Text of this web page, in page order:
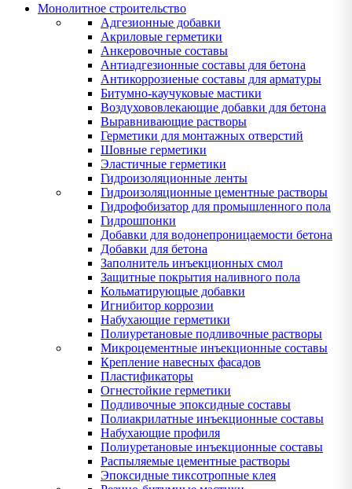
Монолитное строительство
Адгезионные добавки
Акриловые герметики
Анкеровочные составы
Антиадгезионные составы для бетона
Антикоррозиеные составы для арматуры
Битумно-каучуковые мастики
Воздухововлекающие добавки для бетона
Выравнивающие растворы
Герметики для монтажных отверстий
Шовные герметики
Эластичные герметики
Гидроизоляционные ленты
Гидроизоляционные цементные растворы
Гидрофобизатор для промышленного пола
Гидрошпонки
Добавки для водонепроницаемости бетона
Добавки для бетона
Заполнитель инъекционных смол
Защитные покрытия наливного пола
Кольматирующые добавки
Игнибитор коррозии
Набухающие герметики
Полиуретановые подливочные растворы
Микроцементные инъекционные составы
Крепление навесных фасадов
Пластификаторы
Огнестойкие герметики
Подливочные эпоксидные составы
Полиакрилатные инъекционные составы
Набухающие профиля
Полиуретановые инъекционные составы
Распыляемые цементные растворы
Эпоксидные тиксотропные клея